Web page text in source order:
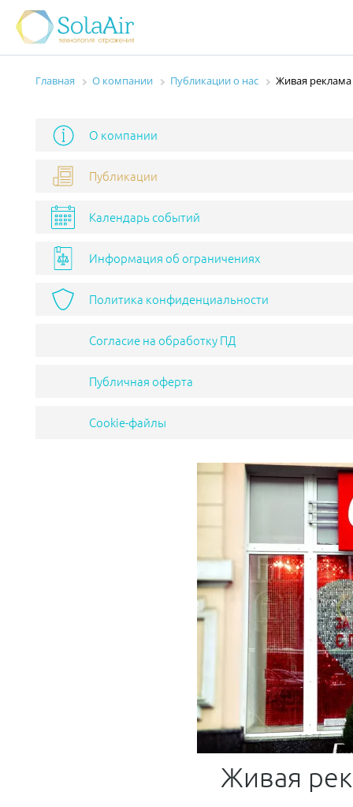
Главная О компании Публикации о нас Живая реклама
Живая
О компании
Публикации
Календарь событий
Информация об ограничениях
Политика конфиденциальности
Согласие на обработку ПД
Публичная оферта
Cookie-файлы